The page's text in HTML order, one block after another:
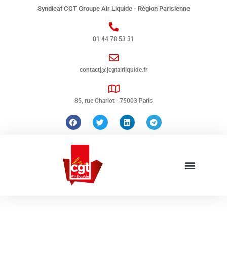
Syndicat CGT Groupe Air Liquide - Région Parisienne
01 44 78 53 31
contact[@]cgtairliquide.fr
85, rue Charlot - 75003 Paris